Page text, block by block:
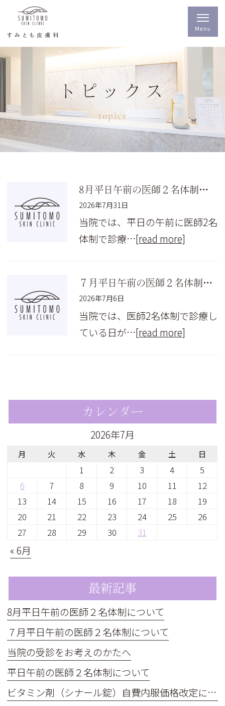
トピックス
topics
8月平日午前の医師２名体制について
2026年7月31日
当院では、平日の午前に医師2名
体制で診療…[read more]
７月平日午前の医師２名体制について
2026年7月6日
当院では、医師2名体制で診療し
ている日が…[read more]
カレンダー
2026年7月
月 火 水 木 金 土 日
1 2 3 4
5
6
7 8 9 10 11
12
13
14 15 16 17 18
19
20
21 22 23 24 25
26
27
28 29 30 31
« 6月
最新記事
8月平日午前の医師２名体制について
７月平日午前の医師２名体制について
当院の受診をお考えのかたへ
平日午前の医師２名体制について
ビタミン剤（シナール錠）自費内服価格改定について